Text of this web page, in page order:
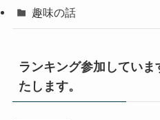
趣味の話
ランキング参加してい
たします。